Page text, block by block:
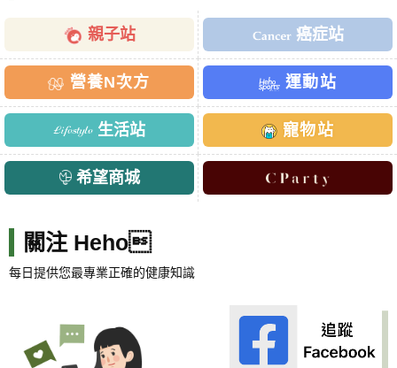
親子站 癌症站
營養N次方 運動站
生活站 寵物站
希望商城
關注 Heho
每日提供您最專業正確的健康知識